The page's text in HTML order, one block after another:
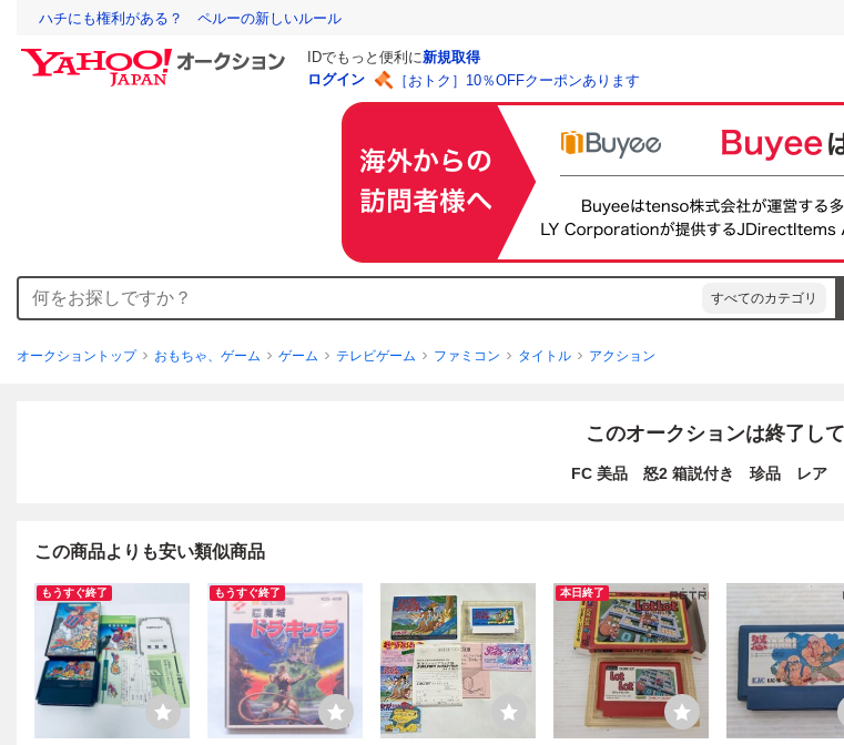
ハチにも権利がある？ ペルーの新しいルール
IDでもっと便利に新規取得
ログイン
［おトク］10％OFFクーポンあります
すべてのカテゴリ
オークショントップ おもちゃ、ゲーム ゲーム テレビゲーム ファミコン タイトル アクション
このオークションは終了し
FC 美品 怒2 箱説付き 珍品 レア
この商品よりも安い類似商品
もうすぐ終了 もうすぐ終了 本日終了